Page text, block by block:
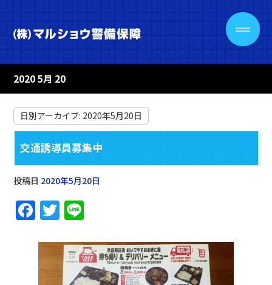
2020 5月 20
日別アーカイブ: 2020年5月20日
交通誘導員募集中
投稿日 2020年5月20日
F
a
c
e
T
w
it
te
e